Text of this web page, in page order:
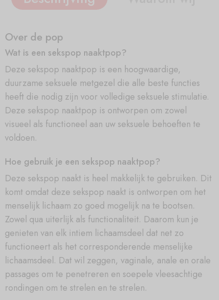
Over de pop
Wat is een sekspop naaktpop?
Deze sekspop naaktpop is een hoogwaardige,
duurzame seksuele metgezel die alle beste functies
heeft die nodig zijn voor volledige seksuele stimulatie.
Deze sekspop naaktpop is ontworpen om zowel
visueel als functioneel aan uw seksuele behoeften te
voldoen.
Hoe gebruik je een sekspop naaktpop?
Deze sekspop naakt is heel makkelijk te gebruiken. Dit
komt omdat deze sekspop naakt is ontworpen om het
menselijk lichaam zo goed mogelijk na te bootsen.
Zowel qua uiterlijk als functionaliteit. Daarom kun je
genieten van elk intiem lichaamsdeel dat net zo
functioneert als het corresponderende menselijke
lichaamsdeel. Dat wil zeggen, vaginale, anale en orale
passages om te penetreren en soepele vleesachtige
rondingen om te strelen en te strelen.